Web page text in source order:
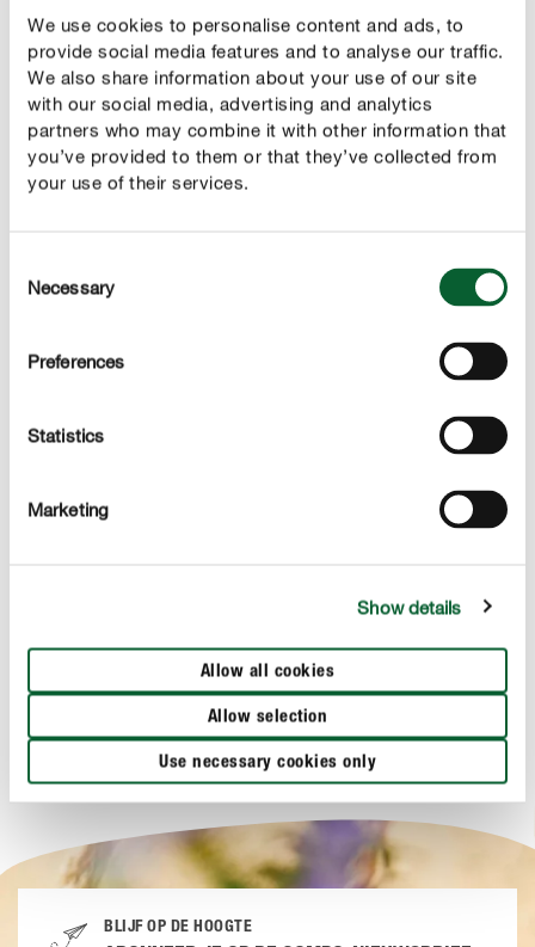
We use cookies to personalise content and ads, to
provide social media features and to analyse our traffic.
We also share information about your use of our site
with our social media, advertising and analytics
partners who may combine it with other information that
you’ve provided to them or that they’ve collected from
your use of their services.
Selection
Necessary
Preferences
Statistics
Marketing
Show details
Allow all cookies
Allow selection
Use necessary cookies only
Deze producten kunnen je ook interesseren
BLIJF OP DE HOOGTE